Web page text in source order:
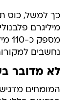
מיליגרם
נחשבים
לא מדובר
המומחים